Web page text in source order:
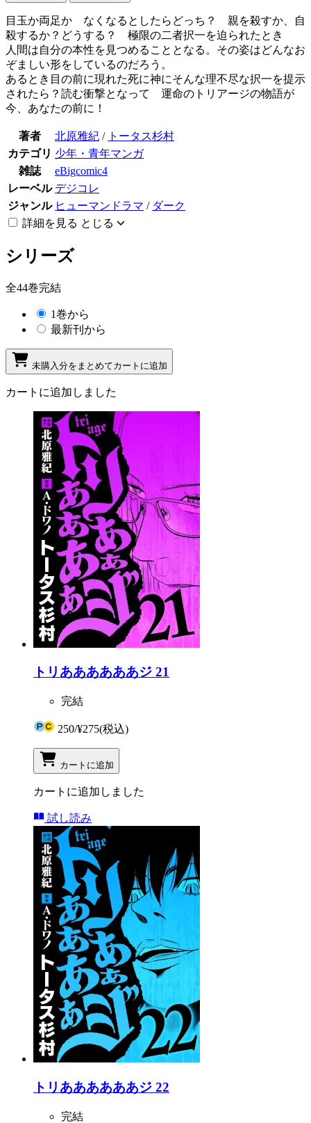
目玉か両足か なくなるとしたらどっち？ 親を殺すか、自
殺するか？どうする？ 極限の二者択一を迫られたとき
人間は自分の本性を見つめることとなる。その姿はどんなお
ぞましい形をしているのだろう。
あるとき目の前に現れた死に神にそんな理不尽な択一を提示
されたら？読む衝撃となって 運命のトリアージの物語が
今、あなたの前に！
著者 北原雅紀 / トータス杉村
カテゴリ 少年・青年マンガ
雑誌
eBigcomic4
レーベル デジコレ
ジャンル ヒューマンドラマ / ダーク
詳細を見る とじる
シリーズ
全44巻完結
1巻から
最新刊から
未購入分をまとめてカートに追加
カートに追加しました
トリああああああジ 21
完結
250/¥275(税込)
カートに追加
カートに追加しました
試し読み
トリああああああジ 22
完結